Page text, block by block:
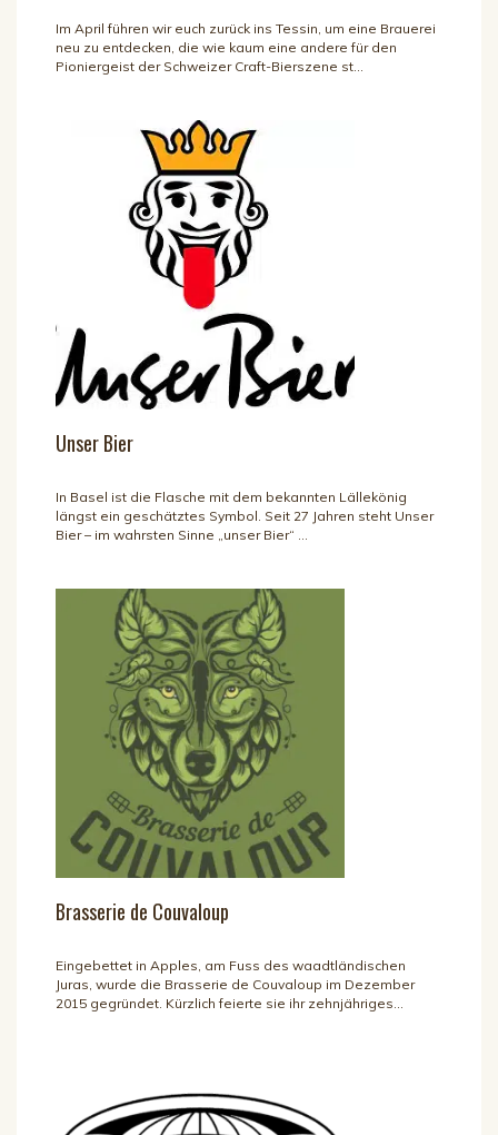
Im April führen wir euch zurück ins Tessin, um eine Brauerei
neu zu entdecken, die wie kaum eine andere für den
Pioniergeist der Schweizer Craft-Bierszene st...
Unser Bier
In Basel ist die Flasche mit dem bekannten Lällekönig
längst ein geschätztes Symbol. Seit 27 Jahren steht Unser
Bier – im wahrsten Sinne „unser Bier“ ...
Brasserie de Couvaloup
Eingebettet in Apples, am Fuss des waadtländischen
Juras, wurde die Brasserie de Couvaloup im Dezember
2015 gegründet. Kürzlich feierte sie ihr zehnjähriges...